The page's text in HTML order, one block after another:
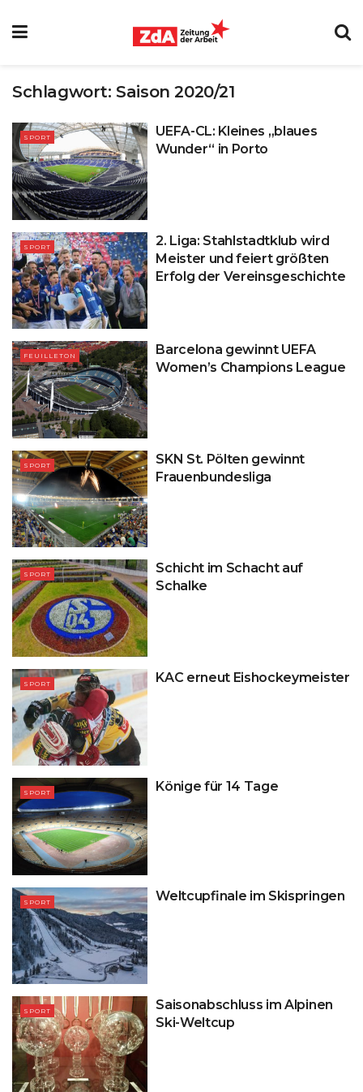
Schlagwort: Saison 2020/21
SPORT
UEFA-CL: Kleines „blaues
Wunder“ in Porto
SPORT
2. Liga: Stahlstadtklub wird
Meister und feiert größten
Erfolg der Vereinsgeschichte
FEUILLETON
Barcelona gewinnt UEFA
Women’s Champions League
SPORT
SKN St. Pölten gewinnt
Frauenbundesliga
SPORT
Schicht im Schacht auf
Schalke
SPORT KAC erneut Eishockeymeister
SPORT Könige für 14 Tage
SPORT Weltcupfinale im Skispringen
SPORT
Saisonabschluss im Alpinen
Ski-Weltcup